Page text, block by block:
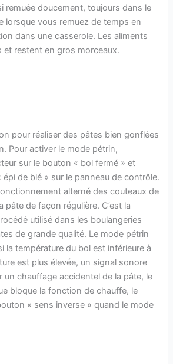
remuée doucement, toujours dans le
lorsque vous remuez de temps en
dans une casserole. Les aliments
et restent en gros morceaux.
pour réaliser des pâtes bien gonflées
Pour activer le mode pétrin,
sur le bouton « bol fermé » et
de blé » sur le panneau de contrôle.
alterné des couteaux de
pâte de façon régulière. C’est la
utilisé dans les boulangeries
de grande qualité. Le mode pétrin
la température du bol est inférieure à
est plus élevée, un signal sonore
un chauffage accidentel de la pâte, le
bloque la fonction de chauffe, le
« sens inverse » quand le mode